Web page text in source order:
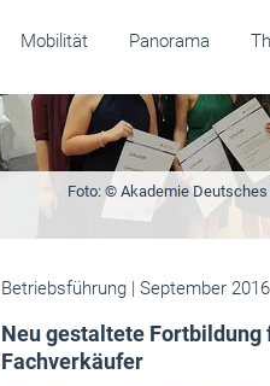
Mobilität Panorama
Foto: © Akademie
Betriebsführung | September 2016
Neu gestaltete Fortbildung
Fachverkäufer